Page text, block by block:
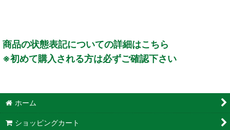
商品の状態表記についての詳細はこちら
※初めて購入される方は必ずご確認下さい
ホーム
ショッピングカート